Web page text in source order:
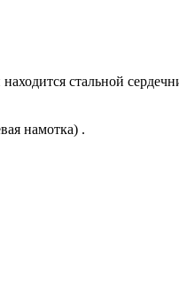
стальной
намотка) .